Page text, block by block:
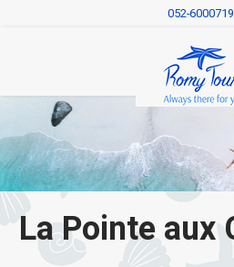
052-6000719
La Pointe aux